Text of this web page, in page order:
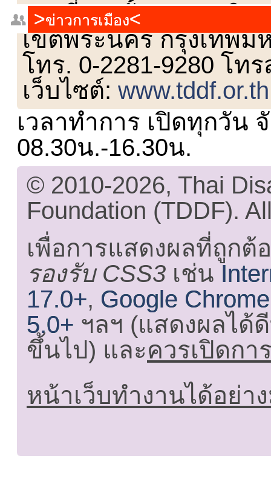
ข่าวการเมือง
เลขที่ 23 ชั้น 2 ถนนวิ
เขตพระนคร กรุงเทพม
โทร. 0-2281-9280 โท
เว็บไซต์:www.tddf.or.th
เวลาทำการ เปิดทุกวัน
08.30น.-16.30น.
© 2010-2026, Thai
Foundation (TDDF).
เพื่อการแสดงผลที่ถูกต้
รองรับ CSS3 เช่น
17.0+, Google
5.0+ ฯลฯ (แสดงผลได้
ขึ้นไป) และควรเปิดกา
หน้าเว็บทำงานได้อย่า